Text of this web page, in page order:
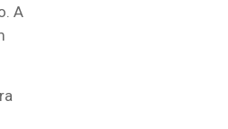
A